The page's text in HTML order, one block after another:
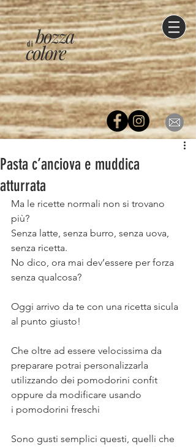
di
colore
bozza
Pasta c’anciova e muddica
atturrata⠀
Ma le ricette normali non si trovano
più? ⠀
Senza latte, senza burro, senza uova,
senza ricetta. ⠀
No dico, ora mai dev’essere per forza
senza qualcosa?⠀
Oggi arrivo da te con una ricetta sicula
al punto giusto!⠀
Che oltre ad essere velocissima da
preparare potrai personalizzarla
utilizzando dei pomodorini confit
oppure da modificare usando
i pomodorini freschi ⠀
Sono gusti semplici questi, quelli che